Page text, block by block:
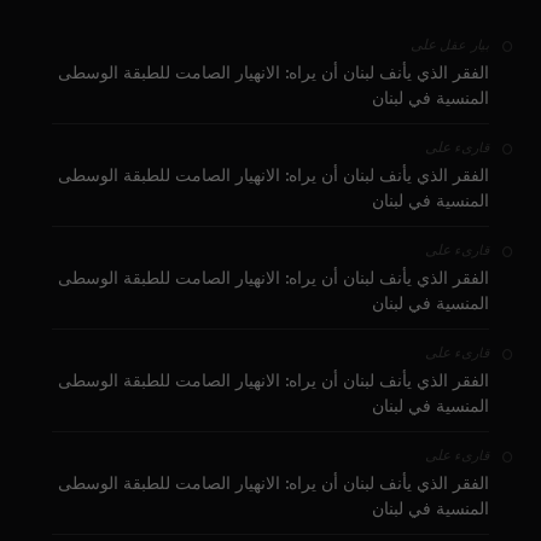
بيار عقل على
الفقر الذي يأنف لبنان أن يراه: الانهيار الصامت للطبقة الوسطى
المنسية في لبنان
قارىء على
الفقر الذي يأنف لبنان أن يراه: الانهيار الصامت للطبقة الوسطى
المنسية في لبنان
قارىء على
الفقر الذي يأنف لبنان أن يراه: الانهيار الصامت للطبقة الوسطى
المنسية في لبنان
قارىء على
الفقر الذي يأنف لبنان أن يراه: الانهيار الصامت للطبقة الوسطى
المنسية في لبنان
قارىء على
الفقر الذي يأنف لبنان أن يراه: الانهيار الصامت للطبقة الوسطى
المنسية في لبنان